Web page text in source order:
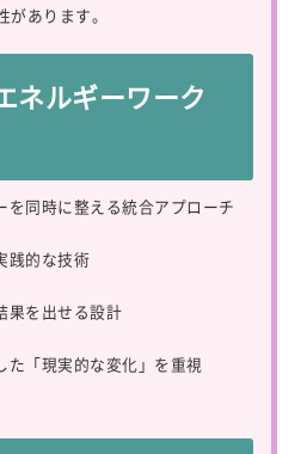
あります。
ネルギーワーク
を同時に整える統合アプローチ
践的な技術
果を出せる設計
た「現実的な変化」を重視